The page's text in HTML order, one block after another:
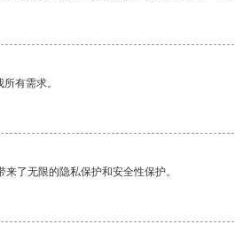
有需求。
了无限的隐私保护和安全性保护。